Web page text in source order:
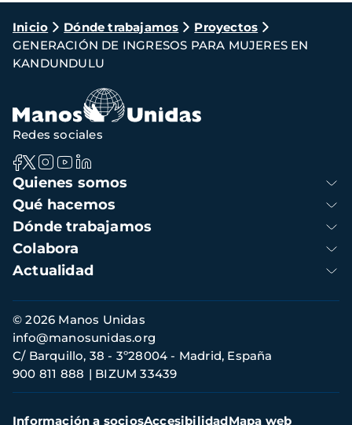
Ruta
de
navegación
Inicio Dónde trabajamos
Proyectos
GENERACIÓN DE INGRESOS PARA MUJERES EN
KANDUNDULU
Navegación
principal
Quienes somos
Qué hacemos
Dónde trabajamos
Colabora
Actualidad
Redes sociales
Información
de
contacto
© 2026 Manos Unidas
C/ Barquillo, 38 - 3º28004 - Madrid, España
900 811 888
BIZUM 33439
info@manosunidas.org
Menú
Información a sociosAccesibilidadMapa web